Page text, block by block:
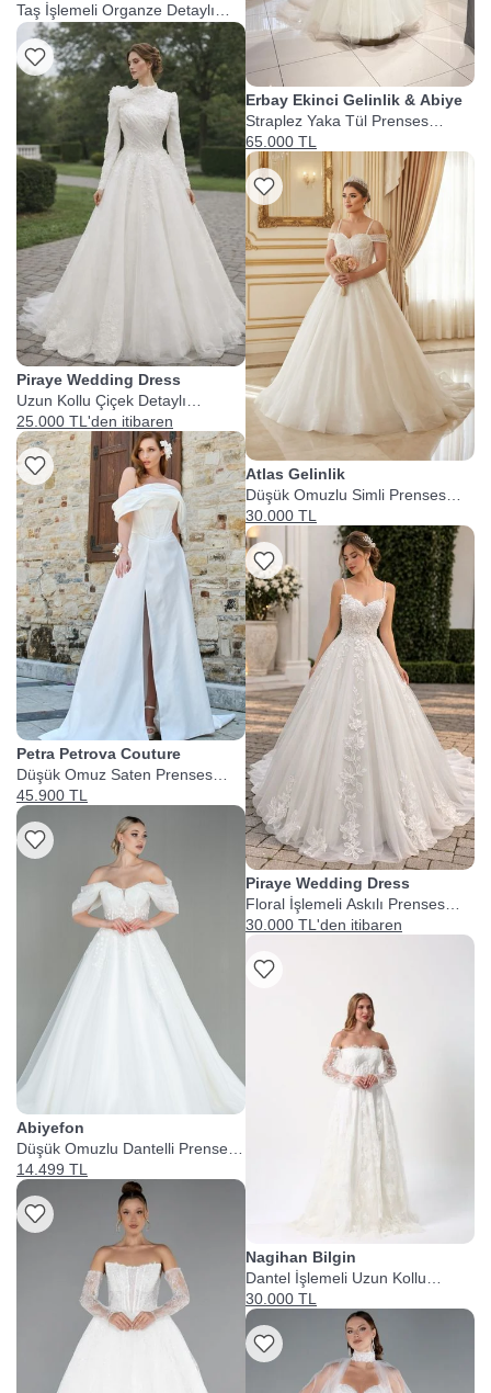
Taş İşlemeli Organze Detaylı
Gelinlik
Piraye Wedding Dress
Uzun Kollu Çiçek Detaylı
Prenses Gelinlik
25.000 TL'den itibaren
Petra Petrova Couture
Düşük Omuz Saten Prenses
Gelinlik
45.900 TL
Abiyefon
Düşük Omuzlu Dantelli Prenses
Gelinlik
14.499 TL
Erbay Ekinci Gelinlik & Abiye
Straplez Yaka Tül Prenses
Gelinlik
65.000 TL
Atlas Gelinlik
Düşük Omuzlu Simli Prenses
Gelinlik
30.000 TL
Piraye Wedding Dress
Floral İşlemeli Askılı Prenses
Gelinlik
30.000 TL'den itibaren
Nagihan Bilgin
Dantel İşlemeli Uzun Kollu
Prenses Gelinlik
30.000 TL